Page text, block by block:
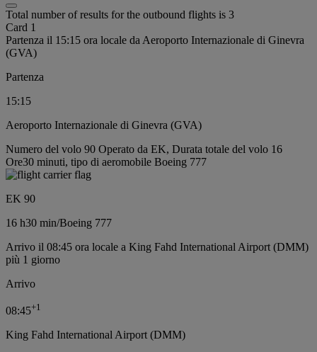
Total number of results for the outbound flights is 3
Card 1
Partenza il 15:15 ora locale da Aeroporto Internazionale di Ginevra
(GVA)
Partenza
15:15
Aeroporto Internazionale di Ginevra (GVA)
Numero del volo 90 Operato da EK, Durata totale del volo 16
Ore30 minuti, tipo di aeromobile Boeing 777
EK 90
16 h30 min/Boeing 777
Arrivo il 08:45 ora locale a King Fahd International Airport (DMM)
più 1 giorno
Arrivo
08:45+1
King Fahd International Airport (DMM)